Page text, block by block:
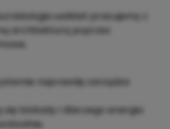
uwikłań pracujemy z
architekturą poprzez
naprawdę zarządza
się blokady i dlaczego energia